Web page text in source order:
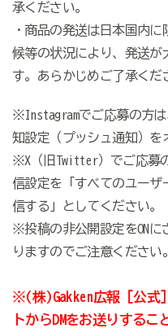
承ください。
・商品の発送は日本国内
候等の状況により、発送が
す。あらかじめご了承くだ
※Instagramでご応募の方
知設定（プッシュ通知）を
※X（旧Twitter）でご応募
信設定を「すべてのユーザ
信する」としてください。
※投稿の非公開設定をON に
りますのでご注意ください。
※(株)Gakken広報［公式
トからDMをお送りするこ